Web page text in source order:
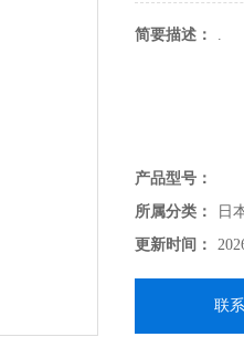
简要描述： .
产品型号：
所属分类：
日
更新时间：
联